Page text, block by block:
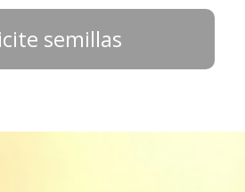
semillas